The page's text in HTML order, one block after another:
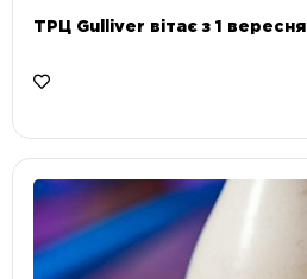
ТРЦ Gulliver вітає з 1 вересня